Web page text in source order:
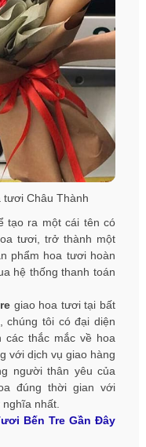
tươi Châu Thành
tạo ra một cái tên có
tươi, trở thành một
phẩm hoa tươi hoàn
hệ thống thanh toán
giao hoa tươi tại bất
chúng tôi có đại diện
thắc mắc về hoa
với dịch vụ giao hàng
người thân yêu của
đúng thời gian với
nhất.
Bến Tre Gần Đây